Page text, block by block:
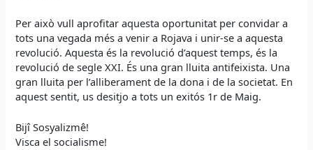
Per això vull aprofitar aquesta oportunitat per convidar a
tots una vegada més a venir a Rojava i unir-se a aquesta
revolució. Aquesta és la revolució d’aquest temps, és la
revolució de segle XXI. És una gran lluita antifeixista. Una
gran lluita per l’alliberament de la dona i de la societat. En
aquest sentit, us desitjo a tots un exitós 1r de Maig.
Bijî Sosyalizmê!
Visca el socialisme!